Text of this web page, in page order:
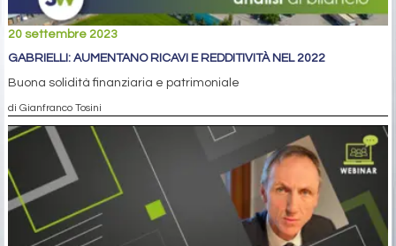
20 settembre 2023
GABRIELLI: AUMENTANO RICAVI E REDDITIVITÀ NEL 2022
Buona solidità finanziaria e patrimoniale
di Gianfranco Tosini